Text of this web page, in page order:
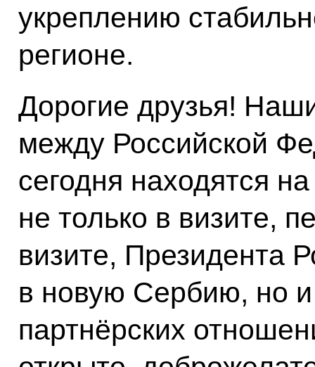
укреплению
регионе.
Дорогие друзья!
между Российской
сегодня находятся
не только в визите,
визите, Президента
в новую Сербию, но и
партнёрских